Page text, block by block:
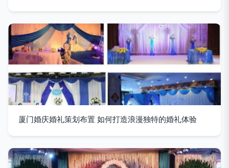
厦门婚庆婚礼策划布置 如何打造浪漫独特的婚礼体验